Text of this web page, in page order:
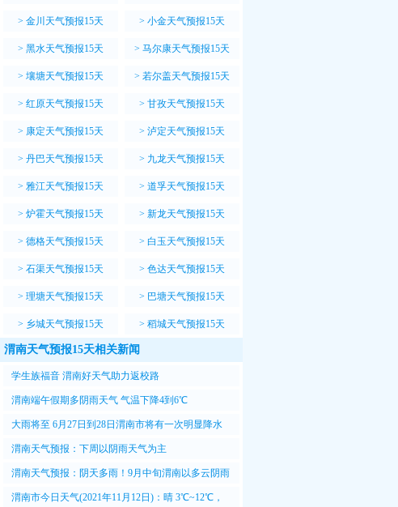
> 金川天气预报15天 > 小金天气预报15天
> 黑水天气预报15天 > 马尔康天气预报15天
> 壤塘天气预报15天 > 若尔盖天气预报15天
> 红原天气预报15天 > 甘孜天气预报15天
> 康定天气预报15天 > 泸定天气预报15天
> 丹巴天气预报15天 > 九龙天气预报15天
> 雅江天气预报15天 > 道孚天气预报15天
> 炉霍天气预报15天 > 新龙天气预报15天
> 德格天气预报15天 > 白玉天气预报15天
> 石渠天气预报15天 > 色达天气预报15天
> 理塘天气预报15天 > 巴塘天气预报15天
> 乡城天气预报15天 > 稻城天气预报15天
渭南天气预报15天相关新闻
学生族福音 渭南好天气助力返校路
渭南端午假期多阴雨天气 气温下降4到6℃
大雨将至 6月27日到28日渭南市将有一次明显降水
天气过程
渭南天气预报：下周以阴雨天气为主
渭南天气预报：阴天多雨！9月中旬渭南以多云阴雨
天气为主
渭南市今日天气(2021年11月12日)：晴 3℃~12℃，